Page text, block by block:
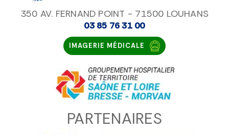
350 AV. FERNAND POINT - 71500 LOUHANS
03 85 76 31 00
IMAGERIE MÉDICALE
PARTENAIRES